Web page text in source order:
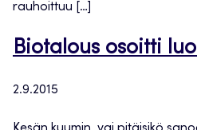
rauhoittuu […]
Biotalous osoitti
2.9.2015